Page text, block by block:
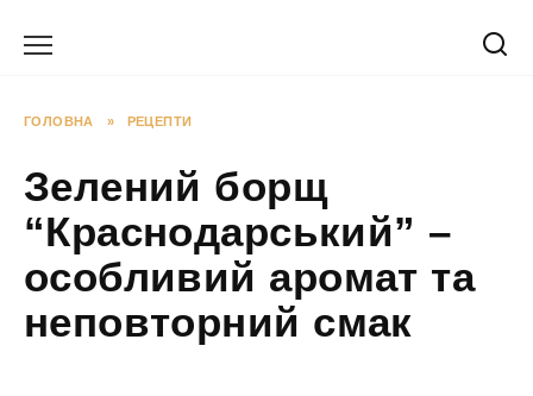
ГОЛОВНА » РЕЦЕПТИ
Зелений борщ
“Краснодарський” –
особливий аромат та
неповторний смак